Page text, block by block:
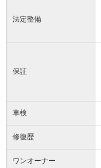
法定整備
保証
車検
修復歴
ワンオーナー